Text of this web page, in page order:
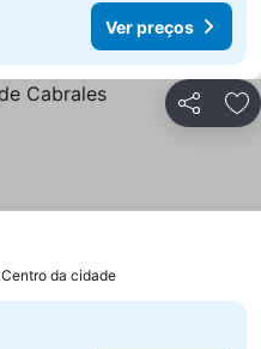
Ver preços
Partilhar
da cidade